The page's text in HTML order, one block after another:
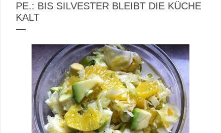
PE.: BIS SILVESTER BLEIBT DIE KÜCHE
KALT